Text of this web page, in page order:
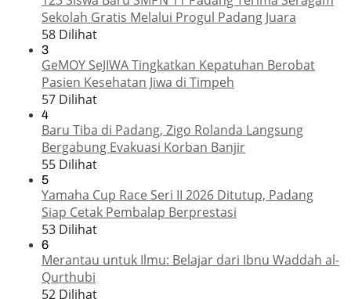
Sekolah Gratis Melalui Progul Padang Juara
58 Dilihat
3
GeMOY SeJIWA Tingkatkan Kepatuhan Berobat
Pasien Kesehatan Jiwa di Timpeh
57 Dilihat
4
Baru Tiba di Padang, Zigo Rolanda Langsung
Bergabung Evakuasi Korban Banjir
55 Dilihat
5
Yamaha Cup Race Seri II 2026 Ditutup, Padang
Siap Cetak Pembalap Berprestasi
53 Dilihat
6
Merantau untuk Ilmu: Belajar dari Ibnu Waddah al-
Qurthubi
52 Dilihat